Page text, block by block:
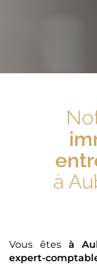
à
Vous êtesà
expert-